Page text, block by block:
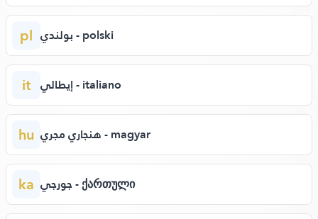
pl بولندي - polski
it إيطالي - italiano
hu هنجاري مجري - magyar
ka جورجي - ქართული